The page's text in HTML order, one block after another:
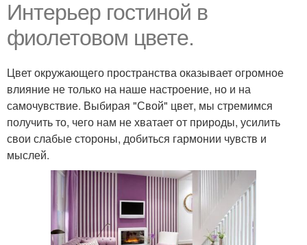
Интерьер гостиной в
фиолетовом цвете.
Цвет окружающего пространства оказывает огромное
влияние не только на наше настроение, но и на
самочувствие. Выбирая "Свой" цвет, мы стремимся
получить то, чего нам не хватает от природы, усилить
свои слабые стороны, добиться гармонии чувств и
мыслей.